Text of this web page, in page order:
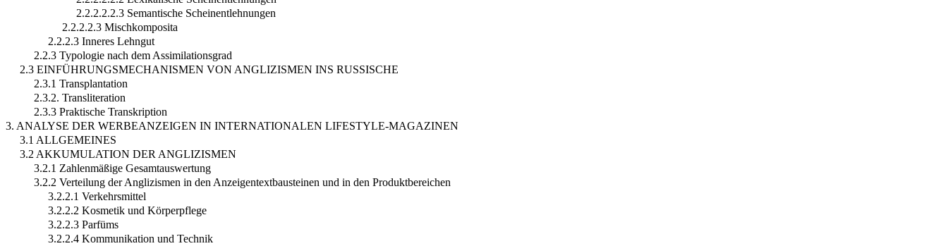
2.2.2.2.2.3 Semantische Scheinentlehnungen
2.2.2.2.3 Mischkomposita
2.2.2.3 Inneres Lehngut
2.2.3 Typologie nach dem Assimilationsgrad
2.3 EINFÜHRUNGSMECHANISMEN VON ANGLIZISMEN INS RUSSISCHE
2.3.1 Transplantation
2.3.2. Transliteration
2.3.3 Praktische Transkription
3. ANALYSE DER WERBEANZEIGEN IN INTERNATIONALEN LIFESTYLE-MAGAZINEN
3.1 ALLGEMEINES
3.2 AKKUMULATION DER ANGLIZISMEN
3.2.1 Zahlenmäßige Gesamtauswertung
3.2.2 Verteilung der Anglizismen in den Anzeigentextbausteinen und in den Produktbereichen
3.2.2.1 Verkehrsmittel
3.2.2.2 Kosmetik und Körperpflege
3.2.2.3 Parfüms
3.2.2.4 Kommunikation und Technik